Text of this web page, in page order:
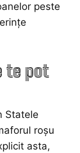
peste
te pot
Statele
roșu
asta,